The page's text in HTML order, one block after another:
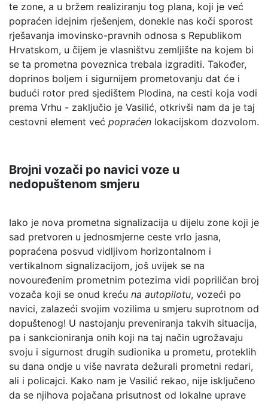
te zone, a u bržem realiziranju tog plana, koji je već
popraćen idejnim rješenjem, donekle nas koči sporost
rješavanja imovinsko-pravnih odnosa s Republikom
Hrvatskom, u čijem je vlasništvu zemljište na kojem bi
se ta prometna poveznica trebala izgraditi. Također,
doprinos boljem i sigurnijem prometovanju dat će i
budući rotor pred sjedištem Plodina, na cesti koja vodi
prema Vrhu - zaključio je Vasilić, otkrivši nam da je taj
cestovni element već popraćen lokacijskom dozvolom.
Brojni vozači po navici voze u
nedopuštenom smjeru
Iako je nova prometna signalizacija u dijelu zone koji je
sad pretvoren u jednosmjerne ceste vrlo jasna,
popraćena posvud vidljivom horizontalnom i
vertikalnom signalizacijom, još uvijek se na
novouređenim prometnim potezima vidi popriličan broj
vozača koji se onud kreću na autopilotu, vozeći po
navici, zalazeći svojim vozilima u smjeru suprotnom od
dopuštenog! U nastojanju preveniranja takvih situacija,
pa i sankcioniranja onih koji na taj način ugrožavaju
svoju i sigurnost drugih sudionika u prometu, proteklih
su dana ondje u više navrata dežurali prometni redari,
ali i policajci. Kako nam je Vasilić rekao, nije isključeno
da se njihova pojačana prisutnost od lokalne uprave